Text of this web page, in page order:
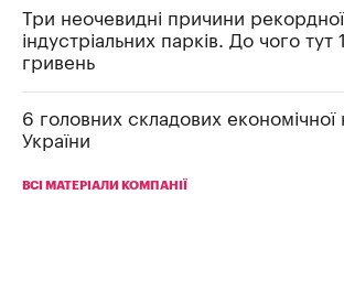
Три неочевидні причини рекордної
індустріальних парків. До чого тут
гривень
6 головних складових економічної
України
ВСІ МАТЕРІАЛИ КОМПАНІЇ